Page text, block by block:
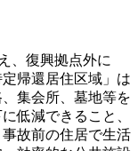
、復興拠点外に
帰還居住区域」は
集会所、墓地等を
低減できること、
故前の住居で生活